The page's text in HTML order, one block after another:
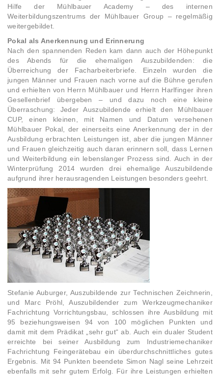
Hilfe der Mühlbauer Academy – des internen
Weiterbildungszentrums der Mühlbauer Group – regelmäßig
weitergebildet.
Pokal als Anerkennung und Erinnerung
Nach den spannenden Reden kam dann auch der Höhepunkt
des Abends für die ehemaligen Auszubildenden: die
Überreichung der Facharbeiterbriefe. Einzeln wurden die
jungen Männer und Frauen nach vorne auf die Bühne gerufen
und erhielten von Herrn Mühlbauer und Herrn Harlfinger ihren
Gesellenbrief übergeben – und dazu noch eine kleine
Überraschung: Jeder Auszubildende erhielt den Mühlbauer
CUP, einen kleinen, mit Namen und Datum versehenen
Mühlbauer Pokal, der einerseits eine Anerkennung der in der
Ausbildung erbrachten Leistungen ist, aber die jungen Männer
und Frauen gleichzeitig auch daran erinnern soll, dass Lernen
und Weiterbildung ein lebenslanger Prozess sind. Auch in der
Winterprüfung 2014 wurden drei ehemalige Auszubildende
aufgrund ihrer herausragenden Leistungen besonders geehrt.
Stefanie Auburger, Auszubildende zur Technischen Zeichnerin,
und Marc Pröhl, Auszubildender zum Werkzeugmechaniker
Fachrichtung Vorrichtungsbau, schlossen ihre Ausbildung mit
95 beziehungsweisen 94 von 100 möglichen Punkten und
damit mit dem Prädikat „sehr gut“ ab. Auch ein dualer Student
erreichte bei seiner Ausbildung zum Industriemechaniker
Fachrichtung Feingerätebau ein überdurchschnittliches gutes
Ergebnis. Mit 94 Punkten beendete Simon Nagl seine Lehrzeit
ebenfalls mit sehr gutem Erfolg. Für ihre Leistungen erhielten